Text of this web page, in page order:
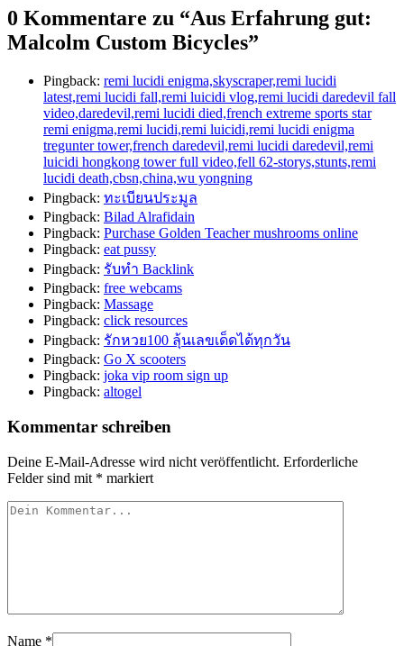
0 Kommentare zu “Aus Erfahrung gut:
Malcolm Custom Bicycles”
Pingback: remi lucidi enigma,skyscraper,remi lucidi
latest,remi lucidi fall,remi luicidi vlog,remi lucidi daredevil fall
video,daredevil,remi lucidi died,french extreme sports star
remi enigma,remi lucidi,remi luicidi,remi lucidi enigma
tregunter tower,french daredevil,remi lucidi daredevil,remi
luicidi hongkong tower full video,fell 62-storys,stunts,remi
lucidi death,cbsn,china,wu yongning
Pingback: ทะเบียนประมูล
Pingback: Bilad Alrafidain
Pingback: Purchase Golden Teacher mushrooms online
Pingback: eat pussy
Pingback: รับทำ Backlink
Pingback: free webcams
Pingback: Massage
Pingback: click resources
Pingback: รักหวย100 ลุ้นเลขเด็ดได้ทุกวัน
Pingback: Go X scooters
Pingback: joka vip room sign up
Pingback: altogel
Kommentar schreiben
Deine E-Mail-Adresse wird nicht veröffentlicht. Erforderliche
Felder sind mit * markiert
Name *